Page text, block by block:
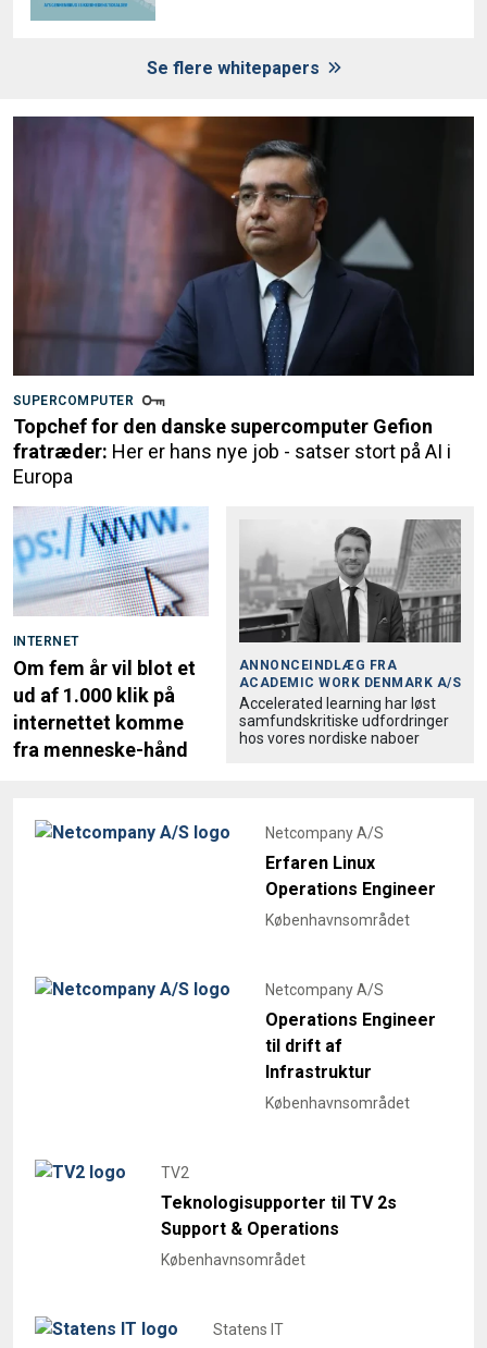
Se flere whitepapers
SUPERCOMPUTER
Topchef for den danske supercomputer Gefion
fratræder: Her er hans nye job - satser stort på AI i
Europa
INTERNET
Om fem år vil blot et
ud af 1.000 klik på
internettet komme
fra menneske-hånd
ANNONCEINDLÆG FRA
ACADEMIC WORK DENMARK A/S
Accele­rated learning har løst
samfund­skri­tiske udfordringer
hos vores nordiske naboer
Netcompany A/S
Erfaren Linux
Operations Engineer
Københavnsområdet
Netcompany A/S
Operations Engineer
til drift af
Infrastruktur
Københavnsområdet
TV2
Teknologisupporter til TV 2s
Support & Operations
Københavnsområdet
Statens IT